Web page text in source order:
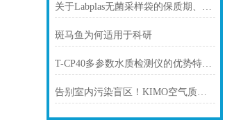
关于Labplas无菌采样袋的保质期、储存与使用常见问题解答
斑马鱼为何适用于科研
T-CP40多参数水质检测仪的优势特点及适用场所
告别室内污染盲区！KIMO空气质量检测仪选型指南